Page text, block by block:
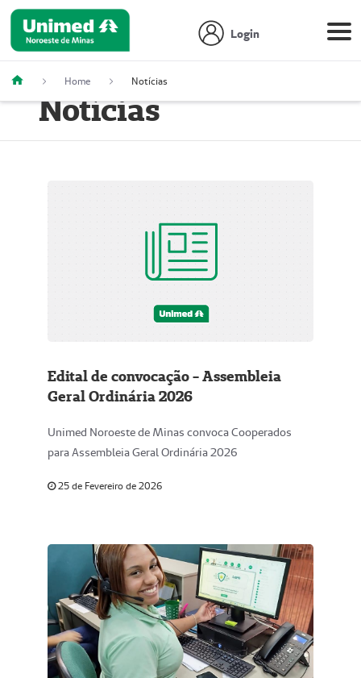
Login
Home Notícias
Notícias
Edital de convocação - Assembleia
Geral Ordinária 2026
Unimed Noroeste de Minas convoca Cooperados
para Assembleia Geral Ordinária 2026
25 de Fevereiro de 2026